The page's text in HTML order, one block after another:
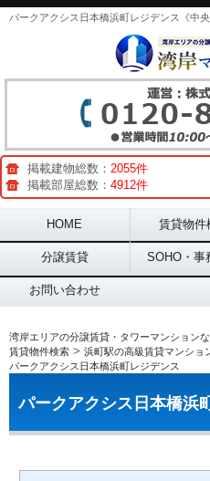
パークアクシス日本橋浜町レジデンス《中
掲載建物総数： 2055件
掲載部屋総数： 4912件
Main menu
HOME 賃貸物件
分譲賃貸 SOHO・事
お問い合わせ
湾岸エリアの分譲賃貸・タワーマンション
賃貸物件検索 > 浜町駅の高級賃貸マンショ
パークアクシス日本橋浜町レジデンス
パークアクシス日本橋浜